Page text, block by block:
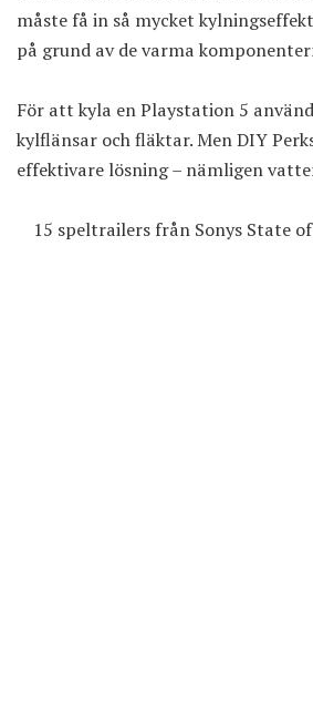
måste få in så mycket
på grund av de varma
För att kyla en Playstation 5
kylflänsar och fläktar. Men DIY
effektivare lösning – nämligen
15 speltrailers från Sonys State